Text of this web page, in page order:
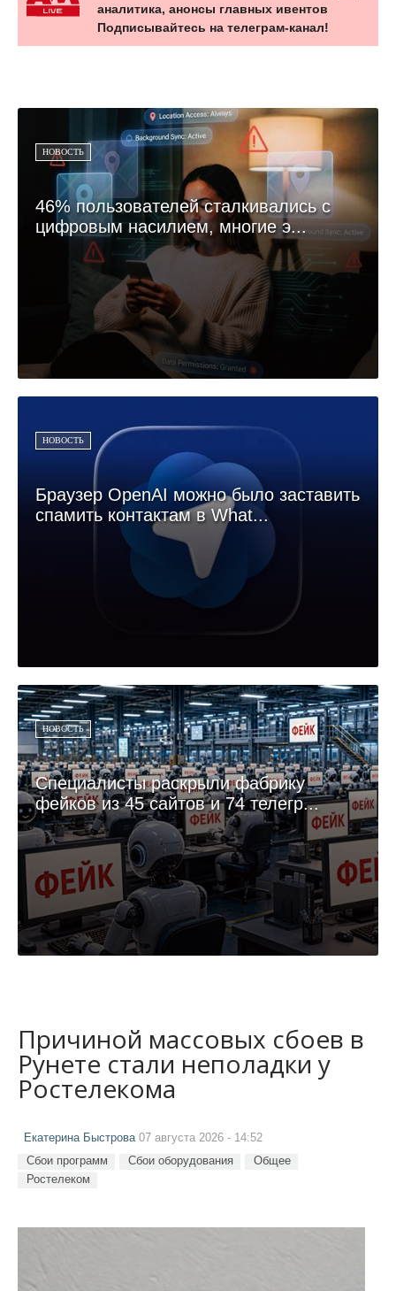
аналитика, анонсы главных ивентов
Подписывайтесь на телеграм-канал!
НОВОСТЬ
46% пользователей сталкивались с
цифровым насилием, многие э...
НОВОСТЬ
Браузер OpenAI можно было заставить
спамить контактам в What...
НОВОСТЬ
Специалисты раскрыли фабрику
фейков из 45 сайтов и 74 телегр...
Причиной массовых сбоев в
Рунете стали неполадки у
Ростелекома
Екатерина Быстрова 07 августа 2026 - 14:52
Сбои программ Сбои оборудования
Общее
Ростелеком